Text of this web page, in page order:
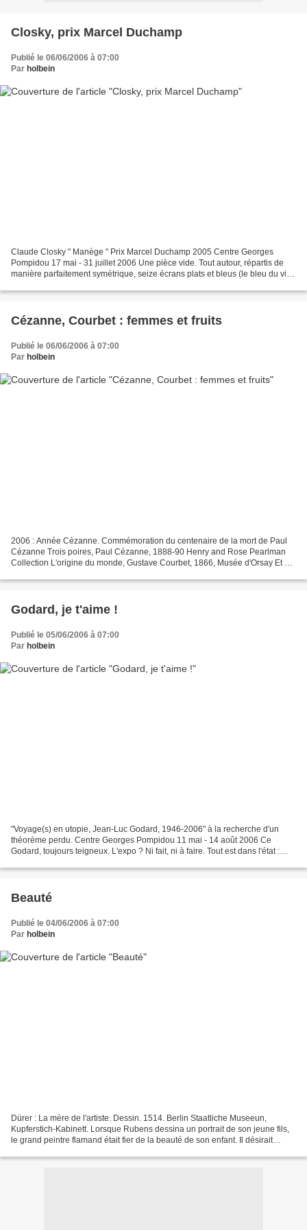
Closky, prix Marcel Duchamp
Publié le 06/06/2006 à 07:00
Par holbein
Claude Closky " Manège " Prix Marcel Duchamp 2005 Centre Georges
Pompidou 17 mai - 31 juillet 2006 Une pièce vide. Tout autour, répartis de
manière parfaitement symétrique, seize écrans plats et bleus (le bleu du vide
Cézanne, Courbet : femmes et fruits
Publié le 06/06/2006 à 07:00
Par holbein
2006 : Année Cézanne. Commémoration du centenaire de la mort de Paul
Cézanne Trois poires, Paul Cézanne, 1888-90 Henry and Rose Pearlman
Collection L'origine du monde, Gustave Courbet, 1866, Musée d'Orsay Et si
Godard, je t'aime !
Publié le 05/06/2006 à 07:00
Par holbein
"Voyage(s) en utopie, Jean-Luc Godard, 1946-2006" à la recherche d'un
théorème perdu. Centre Georges Pompidou 11 mai - 14 août 2006 Ce
Godard, toujours teigneux. L'expo ? Ni fait, ni à faire. Tout est dans l'état :
Beauté
Publié le 04/06/2006 à 07:00
Par holbein
Dürer : La mère de l'artiste. Dessin. 1514. Berlin Staatliche Museeun,
Kupferstich-Kabinett. Lorsque Rubens dessina un portrait de son jeune fils,
le grand peintre flamand était fier de la beauté de son enfant. Il désirait